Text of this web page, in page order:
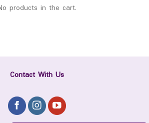
products in the cart.
Contact With Us